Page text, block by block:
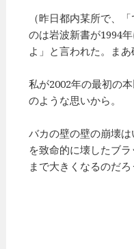
（昨日都内某所で、
のは岩波新書が1994
よ」と言われた。まあ
私が2002年の最初の
のような思いから。
バカの壁の壁の崩壊
を致命的に壊したブ
まで大きくなるのだろ